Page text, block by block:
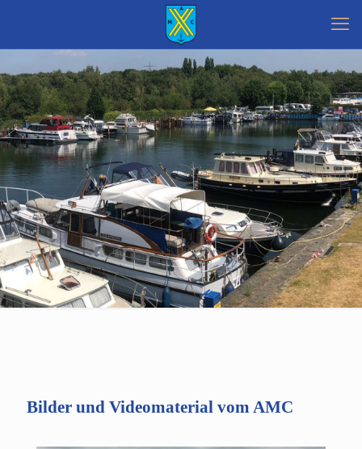
Bilder und Videomaterial vom AMC